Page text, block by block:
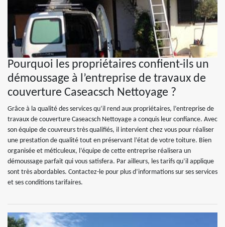
Pourquoi les propriétaires confient-ils un
démoussage à l’entreprise de travaux de
couverture Caseacsch Nettoyage ?
Grâce à la qualité des services qu’il rend aux propriétaires, l’entreprise de
travaux de couverture Caseacsch Nettoyage a conquis leur confiance. Avec
son équipe de couvreurs très qualifiés, il intervient chez vous pour réaliser
une prestation de qualité tout en préservant l’état de votre toiture. Bien
organisée et méticuleux, l’équipe de cette entreprise réalisera un
démoussage parfait qui vous satisfera. Par ailleurs, les tarifs qu’il applique
sont très abordables. Contactez-le pour plus d’informations sur ses services
et ses conditions tarifaires.